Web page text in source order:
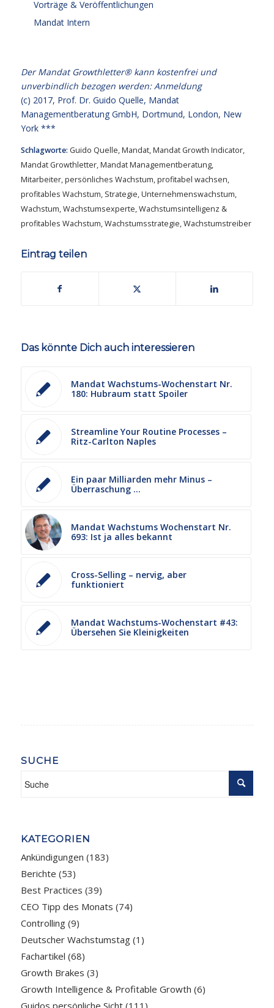
Vorträge & Veröffentlichungen
Mandat Intern
Der Mandat Growthletter® kann kostenfrei und
unverbindlich bezogen werden:Anmeldung
(c) 2017, Prof. Dr. Guido Quelle, Mandat
Managementberatung GmbH, Dortmund, London, New
York ***
Schlagworte: Guido Quelle,Mandat,Mandat Growth Indicator,
Mandat Growthletter,Mandat Managementberatung,
Mitarbeiter,persönliches Wachstum,profitabel wachsen,
profitables Wachstum, Strategie,Unternehmenswachstum,
Wachstum,Wachstumsexperte,Wachstumsintelligenz &
profitables Wachstum,Wachstumsstrategie,Wachstumstreiber
Eintrag teilen
Das könnte Dich auch interessieren
Mandat Wachstums-Wochenstart Nr.
180: Hubraum statt Spoiler
Streamline Your Routine Processes –
Ritz-Carlton Naples
Ein paar Milliarden mehr Minus –
Überraschung …
Mandat Wachstums Wochenstart Nr.
693: Ist ja alles bekannt
Cross-Selling – nervig, aber
funktioniert
Mandat Wachstums-Wochenstart #43:
Übersehen Sie Kleinigkeiten
SUCHE
KATEGORIEN
Ankündigungen (183)
Berichte (53)
Best Practices (39)
CEO Tipp des Monats (74)
Controlling(9)
Deutscher Wachstumstag(1)
Fachartikel (68)
Growth Brakes (3)
Growth Intelligence & Profitable Growth (6)